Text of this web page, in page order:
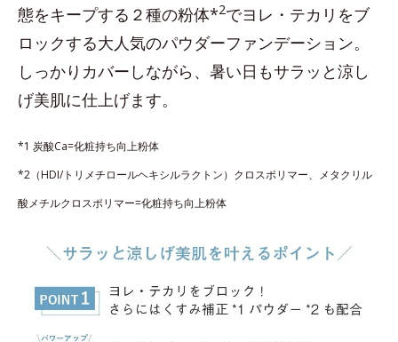
態をキープする２種の粉体*2でヨレ・テカリをブ
ロックする大人気のパウダーファンデーション。
しっかりカバーしながら、暑い日もサラッと涼し
げ美肌に仕上げます。
*1 炭酸Ca=化粧持ち向上粉体
*2（HDI/トリメチロールヘキシルラクトン）クロスポリマー、メタクリル
酸メチルクロスポリマー=化粧持ち向上粉体